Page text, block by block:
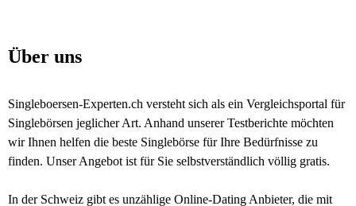
Über uns
Singleboersen-Experten.ch versteht sich als ein Vergleichsportal für
Singlebörsen jeglicher Art. Anhand unserer Testberichte möchten
wir Ihnen helfen die beste Singlebörse für Ihre Bedürfnisse zu
finden. Unser Angebot ist für Sie selbstverständlich völlig gratis.
In der Schweiz gibt es unzählige Online-Dating Anbieter, die mit